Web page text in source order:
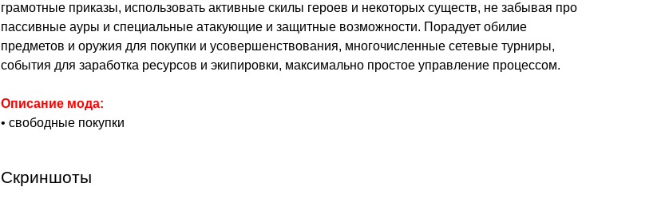
грамотные приказы, использовать активные скилы героев и некоторых существ, не забывая про
пассивные ауры и специальные атакующие и защитные возможности. Порадует обилие
предметов и оружия для покупки и усовершенствования, многочисленные сетевые турниры,
события для заработка ресурсов и экипировки, максимально простое управление процессом.
Описание мода:
• свободные покупки
Скриншоты